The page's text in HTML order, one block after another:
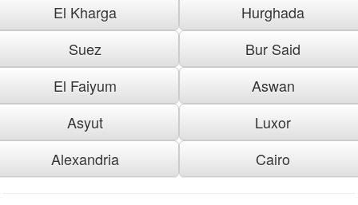
El Kharga
Hurghada
Suez
Bur Said
El Faiyum
Aswan
Asyut
Luxor
Alexandria
Cairo